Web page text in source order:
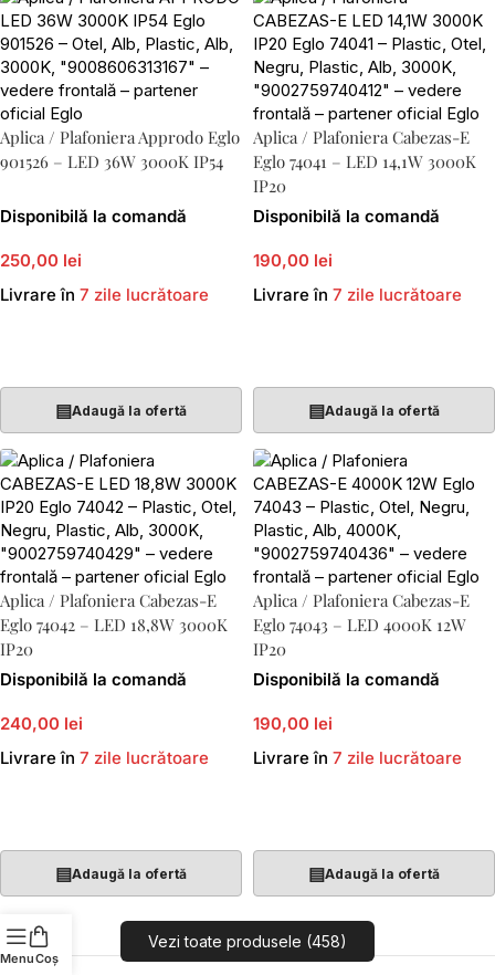
Aplica / Plafoniera Approdo Eglo
901526 – LED 36W 3000K IP54
Disponibilă la comandă
250,00 lei
Livrare în 7 zile lucrătoare
▤Adaugă la ofertă
Aplica / Plafoniera Cabezas-E
Eglo 74041 – LED 14,1W 3000K
IP20
Disponibilă la comandă
190,00 lei
Livrare în 7 zile lucrătoare
▤Adaugă la ofertă
Aplica / Plafoniera Cabezas-E
Eglo 74042 – LED 18,8W 3000K
IP20
Disponibilă la comandă
240,00 lei
Livrare în 7 zile lucrătoare
▤Adaugă la ofertă
Aplica / Plafoniera Cabezas-E
Eglo 74043 – LED 4000K 12W
IP20
Disponibilă la comandă
190,00 lei
Livrare în 7 zile lucrătoare
▤Adaugă la ofertă
Vezi toate produsele (458)
MenuCoș